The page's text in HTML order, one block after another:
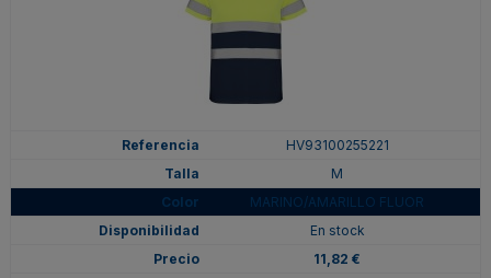
HV93100255221
M
MARINO/AMARILLO FLUOR
En stock
11,82 €